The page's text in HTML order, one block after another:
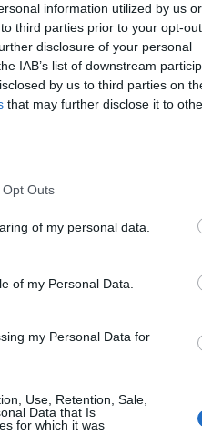
information utilized by us or
third parties prior to your opt-
disclosure of your personal
IAB’s list of downstream
by us to third parties on
that may further disclose it to
Outs
of my personal data.
of my Personal Data.
my Personal Data for
Use, Retention, Sale,
Data that Is
for which it was